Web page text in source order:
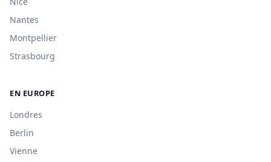
Nantes
Montpellier
Strasbourg
EN EUROPE
Londres
Berlin
Vienne